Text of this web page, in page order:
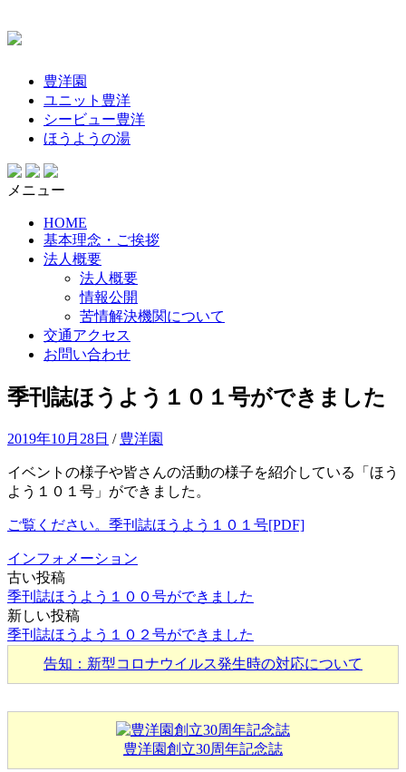
コ
ン
キ
ッ
プ
豊洋園
ユニット豊洋
シービュー豊洋
ほうようの湯
メニュー
HOME
基本理念・ご挨拶
法人概要
法人概要
情報公開
苦情解決機関について
交通アクセス
お問い合わせ
季刊誌ほうよう１０１号ができました
2019年10月28日 / 豊洋園
イベントの様子や皆さんの活動の様子を紹介している「ほう
よう１０１号」ができました。
ご覧ください。季刊誌ほうよう１０１号[PDF]
インフォメーション
投
稿
ナ
古い投稿
季刊誌ほうよう１００号ができました
新しい投稿
季刊誌ほうよう１０２号ができました
告知：新型コロナウイルス発生時の対応について
豊洋園創立30周年記念誌